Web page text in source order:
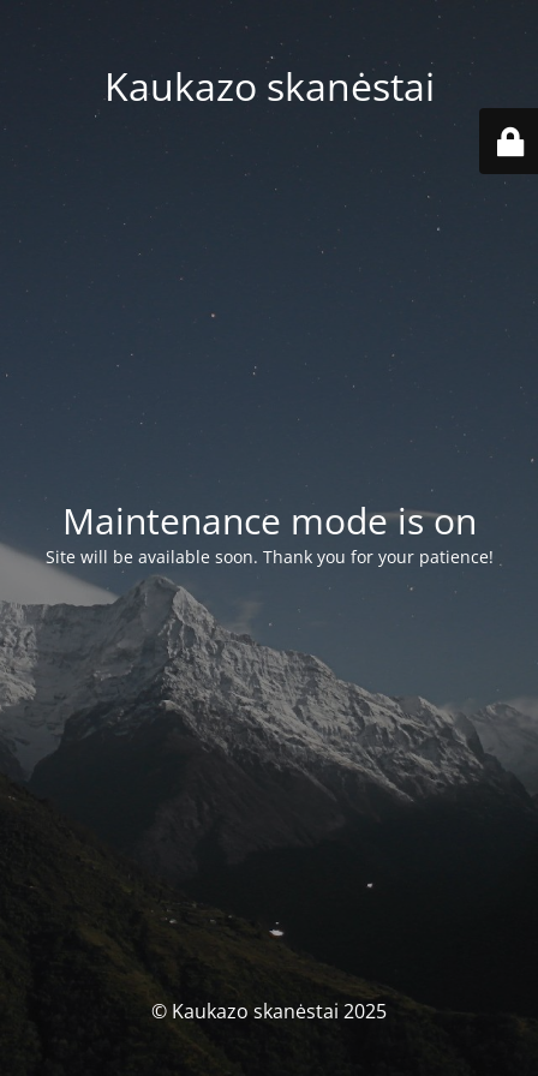
Kaukazo skanėstai
Maintenance mode is on
Site will be available soon. Thank you for your patience!
© Kaukazo skanėstai 2025